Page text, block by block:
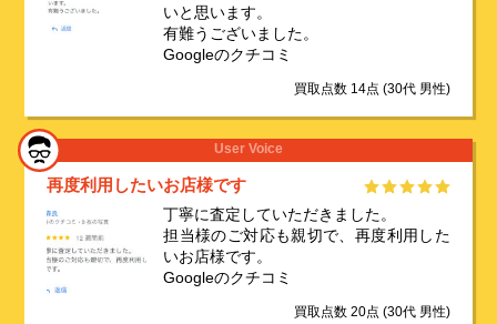
いと思います。
有難うございました。
Googleのクチコミ
買取点数 14点 (30代 男性)
User Voice
再度利用したいお店様です
丁寧に査定していただきました。
担当様のご対応も親切で、再度利用した
いお店様です。
Googleのクチコミ
買取点数 20点 (30代 男性)